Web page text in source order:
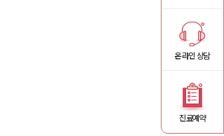
온라인 상담
진료예약